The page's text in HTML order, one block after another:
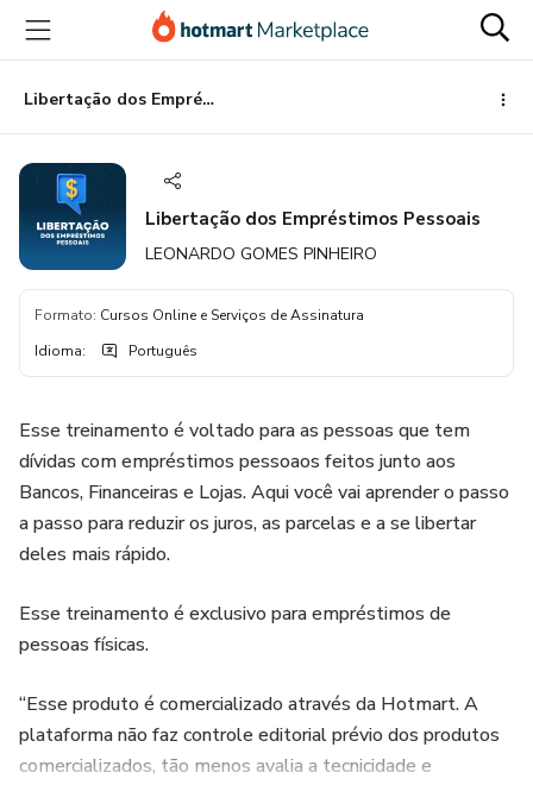
para
conteúdo
principal
para
pagamento
para
rodapé
Libertação dos Empréstimos Pessoais
Libertação dos Empréstimos Pessoais
LEONARDO GOMES PINHEIRO
Formato: Cursos Online e Serviços de Assinatura
Idioma: Português
Esse treinamento é voltado para as pessoas que tem
dívidas com empréstimos pessoaos feitos junto aos
Bancos, Financeiras e Lojas. Aqui você vai aprender o passo
a passo para reduzir os juros, as parcelas e a se libertar
deles mais rápido.
Esse treinamento é exclusivo para empréstimos de
pessoas físicas.
“Esse produto é comercializado através da Hotmart. A
plataforma não faz controle editorial prévio dos produtos
comercializados, tão menos avalia a tecnicidade e